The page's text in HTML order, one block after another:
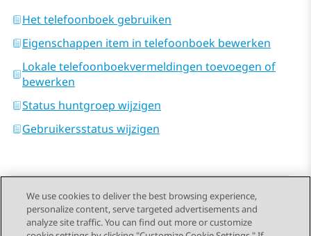
Het telefoonboek gebruiken
Eigenschappen item in telefoonboek bewerken
Lokale telefoonboekvermeldingen toevoegen of
bewerken
Status huntgroep wijzigen
Gebruikersstatus wijzigen
Send Feedback
We use cookies to deliver the best browsing experience,
personalize content, serve targeted advertisements and
analyze site traffic. You can find out more or customize